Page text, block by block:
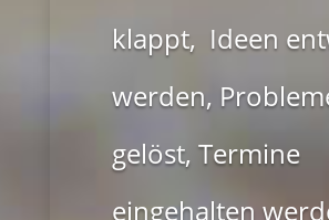
klappt, Ideen
werden,
gelöst, Termine
eingehalten